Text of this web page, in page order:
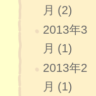
月 (2)
2013年3
月 (1)
2013年2
月 (1)